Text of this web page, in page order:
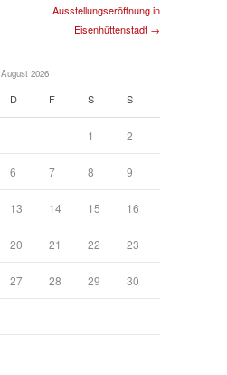
Ausstellungseröffnung in
Eisenhüttenstadt →
August 2026
D F S S
1 2
6 7 8 9
13 14 15 16
20 21 22 23
27 28 29 30